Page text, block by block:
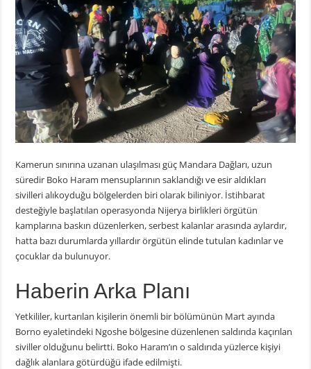
Kamerun sınırına uzanan ulaşılması güç Mandara Dağları, uzun
süredir Boko Haram mensuplarının saklandığı ve esir aldıkları
sivilleri alıkoyduğu bölgelerden biri olarak biliniyor. İstihbarat
desteğiyle başlatılan operasyonda Nijerya birlikleri örgütün
kamplarına baskın düzenlerken, serbest kalanlar arasında aylardır,
hatta bazı durumlarda yıllardır örgütün elinde tutulan kadınlar ve
çocuklar da bulunuyor.
Haberin Arka Planı
Yetkililer, kurtarılan kişilerin önemli bir bölümünün Mart ayında
Borno eyaletindeki Ngoshe bölgesine düzenlenen saldırıda kaçırılan
siviller olduğunu belirtti. Boko Haram’ın o saldırıda yüzlerce kişiyi
dağlık alanlara götürdüğü ifade edilmişti.